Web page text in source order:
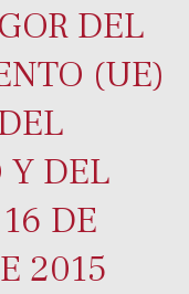
DEL
(UE)
Y DEL
DE
2015